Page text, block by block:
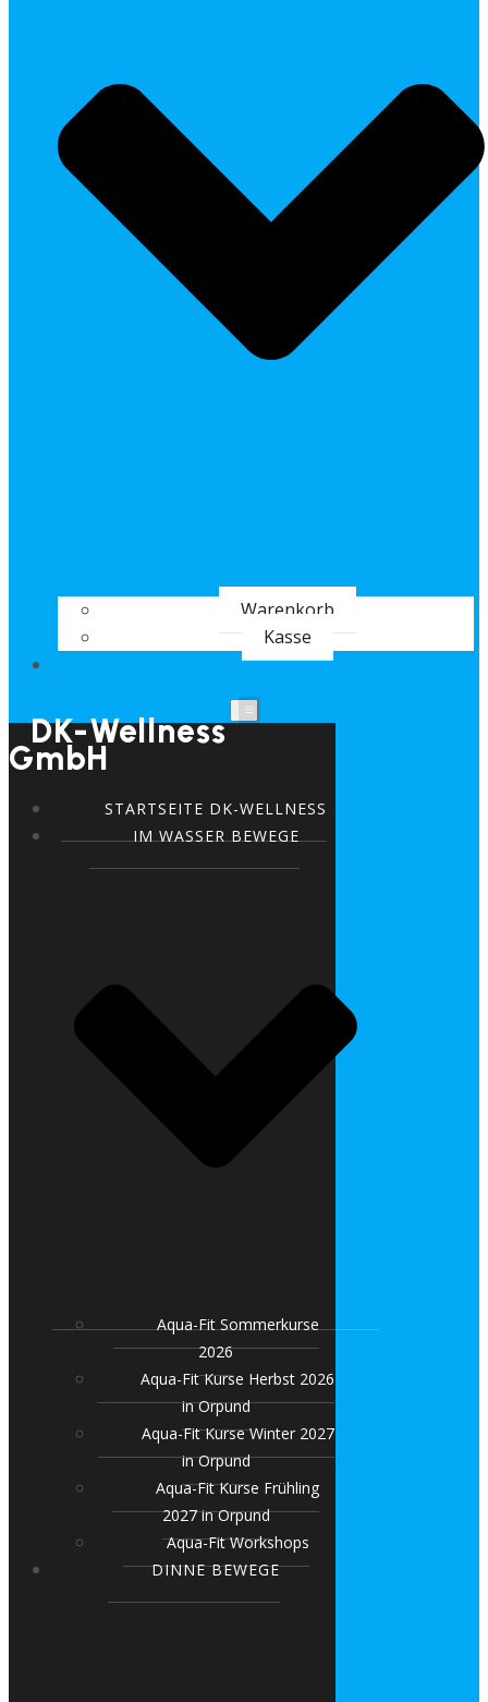
Warenkorb
Kasse
DK-Wellness
GmbH
STARTSEITE DK-WELLNESS
IM WASSER BEWEGE
Aqua-Fit Sommerkurse
2026
Aqua-Fit Kurse Herbst 2026
in Orpund
Aqua-Fit Kurse Winter 2027
in Orpund
Aqua-Fit Kurse Frühling
2027 in Orpund
Aqua-Fit Workshops
DINNE BEWEGE